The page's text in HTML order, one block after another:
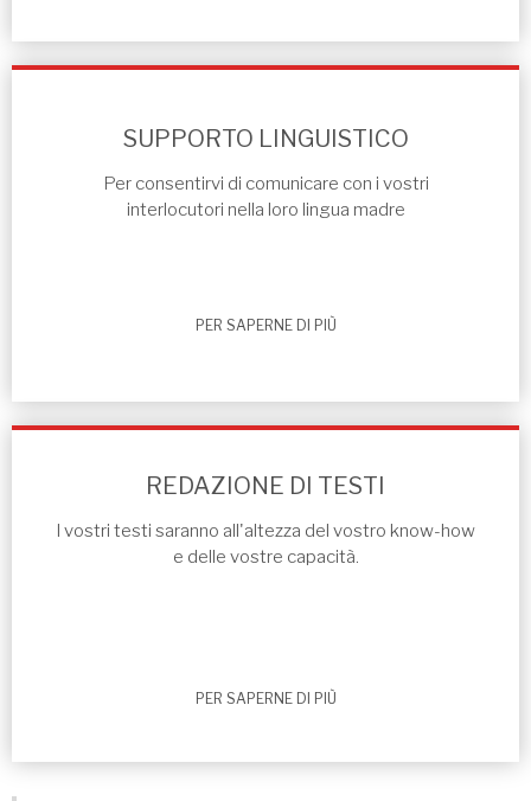
SUPPORTO LINGUISTICO
Per consentirvi di comunicare con i vostri
interlocutori nella loro lingua madre
PER SAPERNE DI PIÙ
REDAZIONE DI TESTI
I vostri testi saranno all'altezza del vostro know-how
e delle vostre capacità.
PER SAPERNE DI PIÙ